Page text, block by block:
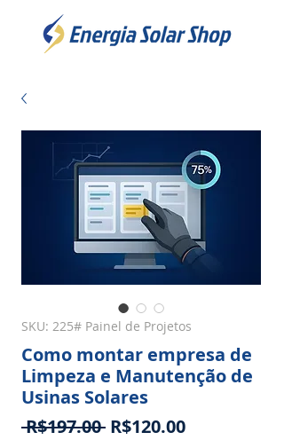
SKU: 225# Painel de Projetos
Como montar empresa de
Limpeza e Manutenção de
Usinas Solares
R$197.00 Regular
R$120.00Sale